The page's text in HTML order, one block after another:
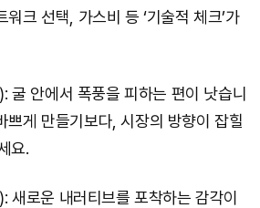
크 선택, 가스비 등 ‘기술적 체크’가
굴 안에서 폭풍을 피하는 편이 낫습니
쁘게 만들기보다, 시장의 방향이 잡힐
요.
새로운 내러티브를 포착하는 감각이